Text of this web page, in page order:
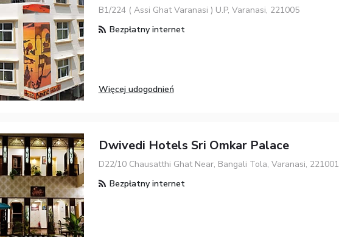
B1/224 ( Assi Ghat Varanasi ) U.P, Varanasi, 221005
Bezpłatny internet
Więcej udogodnień
Dwivedi Hotels Sri Omkar Palace
D22/10 Chausatthi Ghat Near, Bangali Tola, Varanasi, 221001
Bezpłatny internet